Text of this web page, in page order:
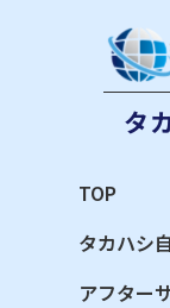
タ
TOP
タカハシ
アフター